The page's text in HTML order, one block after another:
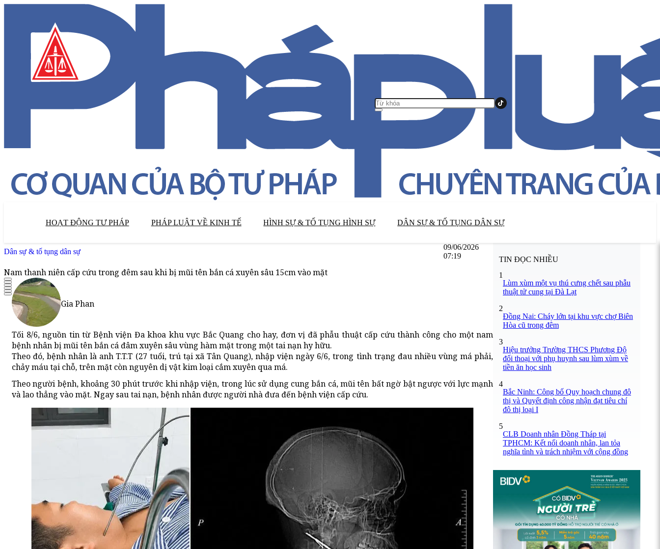
HOẠT ĐỘNG TƯ PHÁP PHÁP LUẬT VỀ KINH TẾ HÌNH SỰ & TỐ TỤNG HÌNH SỰ DÂN SỰ & TỐ TỤNG DÂN SỰ
Dân sự & tố tụng dân sự
09/06/2026
07:19
Nam thanh niên cấp cứu trong đêm sau khi bị mũi tên bắn cá xuyên sâu 15cm vào mặt
Gia Phan
Tối 8/6, nguồn tin từ Bệnh viện Đa khoa khu vực Bắc Quang cho hay, đơn vị đã phẫu thuật cấp cứu thành công cho một nam
bệnh nhân bị mũi tên bắn cá đâm xuyên sâu vùng hàm mặt trong một tai nạn hy hữu.
Theo đó, bệnh nhân là anh T.T.T (27 tuổi, trú tại xã Tân Quang), nhập viện ngày 6/6, trong tình trạng đau nhiều vùng má phải,
chảy máu tại chỗ, trên mặt còn nguyên dị vật kim loại cắm xuyên qua má.
Theo người bệnh, khoảng 30 phút trước khi nhập viện, trong lúc sử dụng cung bắn cá, mũi tên bất ngờ bật ngược với lực mạnh
và lao thẳng vào mặt. Ngay sau tai nạn, bệnh nhân được người nhà đưa đến bệnh viện cấp cứu.
TIN ĐỌC NHIỀU
1
Lùm xùm một vụ thú cưng chết sau phẫu
thuật tử cung tại Đà Lạt
2
Đồng Nai: Cháy lớn tại khu vực chợ Biên
Hòa cũ trong đêm
3
Hiệu trưởng Trường THCS Phương Độ
đối thoại với phụ huynh sau lùm xùm về
tiền ăn học sinh
4
Bắc Ninh: Công bố Quy hoạch chung đô
thị và Quyết định công nhận đạt tiêu chí
đô thị loại I
5
CLB Doanh nhân Đồng Tháp tại
TPHCM: Kết nối doanh nhân, lan tỏa
nghĩa tình và trách nhiệm với cộng đồng